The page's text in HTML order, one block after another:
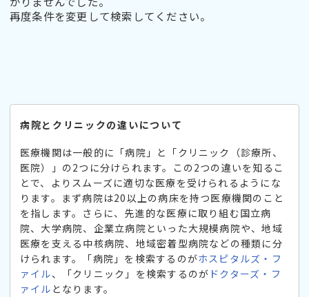
再度条件を変更して検索してください。
病院とクリニックの違いについて
医療機関は一般的に「病院」と「クリニック（診療所、
医院）」の2つに分けられます。この2つの違いを知るこ
とで、よりスムーズに適切な医療を受けられるようにな
ります。まず病院は20以上の病床を持つ医療機関のこと
を指します。さらに、先進的な医療に取り組む国立病
院、大学病院、企業立病院といった大規模病院や、地域
医療を支える中核病院、地域密着型病院などの種類に分
けられます。「病院」を検索するのがホスピタルズ・フ
ァイル、「クリニック」を検索するのが ドクターズ・フ
ァイル となります。